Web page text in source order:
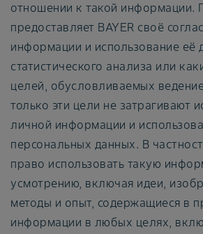
отношении к такой информации.
предоставляет BAYER своё
информации и использование её
статистического анализа или
целей, обусловливаемых
только эти цели не затрагивают
личной информации и
персональных данных. В
право использовать такую
усмотрению, включая идеи,
методы и опыт, содержащиеся в
информации в любых целях,